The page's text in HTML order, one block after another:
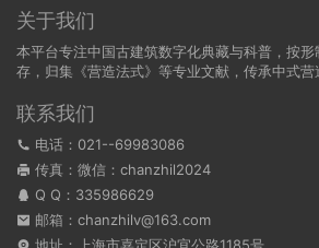
关于我们
本平台专注中国古建筑数字化典藏与科普，按
存，归集《营造法式》等专业文献，传承中式营
联系我们
电话：021--69983086
传真：微信：chanzhil2024
Q Q： 335986629
邮箱：chanzhilv@163.com